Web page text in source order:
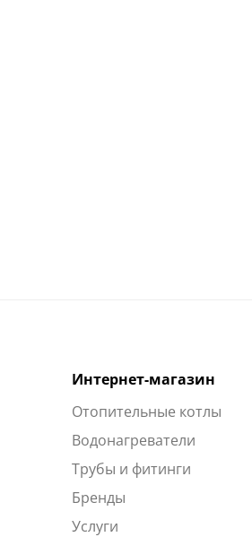
Интернет-магазин
Отопительные котлы
Водонагреватели
Трубы и фитинги
Бренды
Услуги